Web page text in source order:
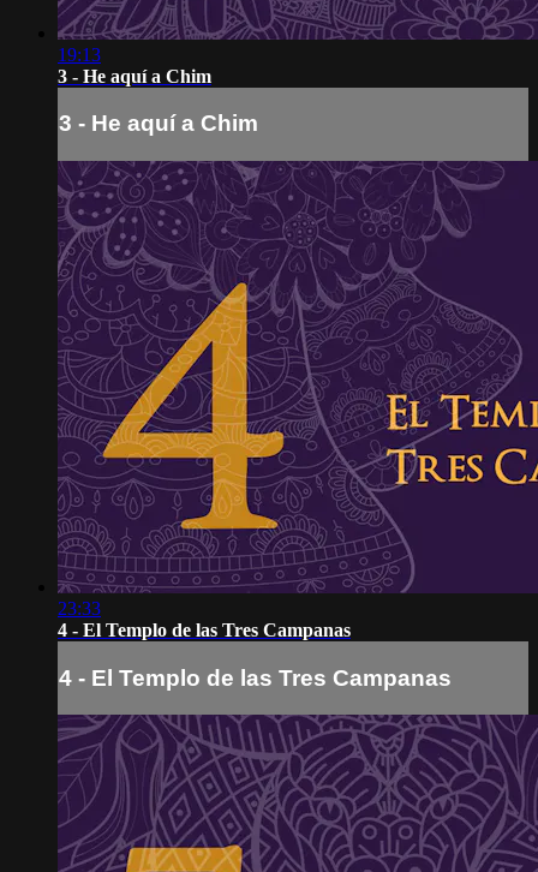
19:13
3 - He aquí a Chim
3 - He aquí a Chim
23:33
4 - El Templo de las Tres Campanas
4 - El Templo de las Tres Campanas